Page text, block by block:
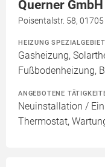
Querner GmbH
Poisentalstr. 58,
HEIZUNG
Gasheizung,
Fußbodenheizung,
ANGEBOTENE
Neuinstallation /
Thermostat,